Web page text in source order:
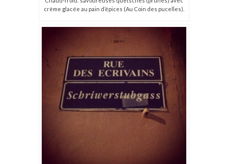
crème glacée au pain d’épices (Au Coin des pucelles).